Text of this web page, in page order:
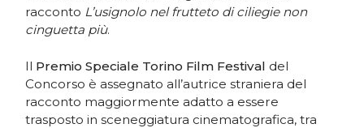
racconto L’usignolo nel frutteto di ciliegie non
cinguetta più.
Il Premio Speciale Torino Film Festival del
Concorso è assegnato all’autrice straniera del
racconto maggiormente adatto a essere
trasposto in sceneggiatura cinematografica, tra